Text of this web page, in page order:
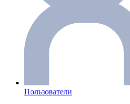
Пользователи